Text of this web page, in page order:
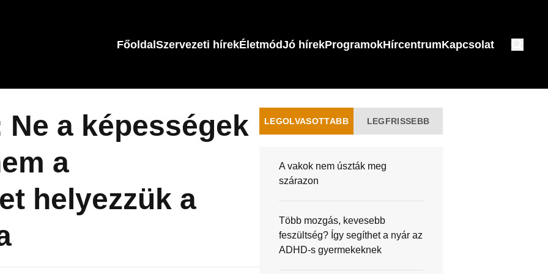
FőoldalSzervezeti hírekÉletmódJó hírekProgramokHírcentrumKapcsolat
a képességek
a
helyezzük a
LEGOLVASOTTABB LEGFRISSEBB
A vakok nem úszták meg
szárazon
Több mozgás, kevesebb
feszültség? Így segíthet a nyár az
ADHD-s gyermekeknek